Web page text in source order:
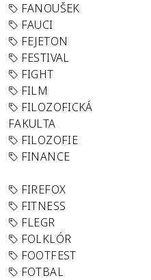
FANOUŠEK
FAUCI
FEJETON
FESTIVAL
FIGHT
FILM
FILOZOFICKÁ
FAKULTA
FILOZOFIE
FINANCE
FIREFOX
FITNESS
FLEGR
FOLKLÓR
FOOTFEST
FOTBAL